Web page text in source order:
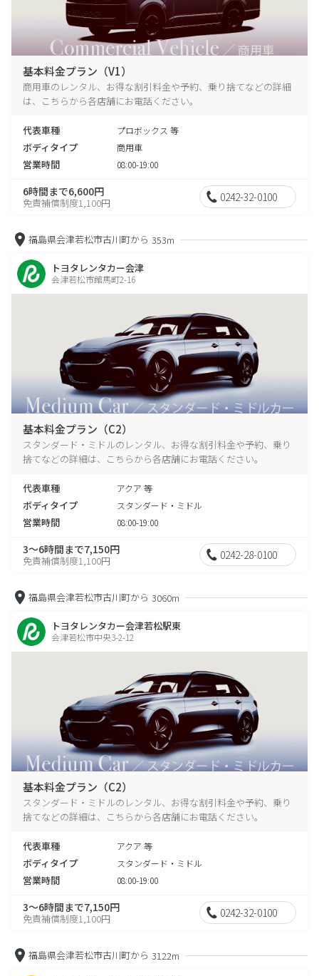
基本料金プラン（V1）
商用車のレンタル、お得な割引料金や予約、乗り捨てなどの詳細
は、こちらから各店舗にお電話ください。
代表車種 プロボックス 等
ボディタイプ 商用車
営業時間 08:00-19:00
6時間まで6,600円
免責補償制度1,100円 0242-32-0100
福島県会津若松市古川町から 353m
トヨタレンタカー会津
会津若松市館馬町2-16
基本料金プラン（C2）
スタンダード・ミドルのレンタル、お得な割引料金や予約、乗り
捨てなどの詳細は、こちらから各店舗にお電話ください。
代表車種 アクア 等
ボディタイプ スタンダード・ミドル
営業時間 08:00-19:00
3～6時間まで7,150円
免責補償制度1,100円 0242-28-0100
福島県会津若松市古川町から 3060m
トヨタレンタカー会津若松駅東
会津若松市中央3-2-12
基本料金プラン（C2）
スタンダード・ミドルのレンタル、お得な割引料金や予約、乗り
捨てなどの詳細は、こちらから各店舗にお電話ください。
代表車種 アクア 等
ボディタイプ スタンダード・ミドル
営業時間 08:00-19:00
3～6時間まで7,150円
免責補償制度1,100円 0242-32-0100
福島県会津若松市古川町から 3122m